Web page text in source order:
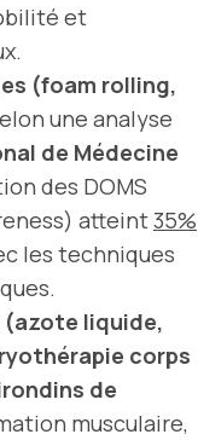
et
(foam rolling,
une analyse
de Médecine
des DOMS
atteint35%
les techniques
liquide,
corps
de
musculaire,